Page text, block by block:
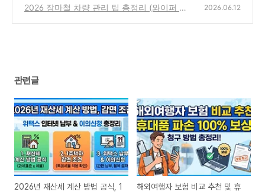
챙기는 법
(0)
여부 및 필수 청구 서류 완벽 가이드
(0)
2026 장마철 차량 관리 팁 총정리 (와이퍼 교
2026.06.12
관련글
2026년 재산세 계산 방법 공식, 1
해외여행자 보험 비교 추천 및 휴